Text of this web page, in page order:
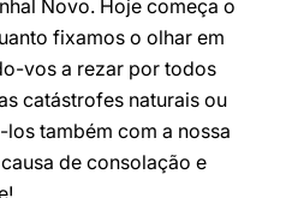
Novo. Hoje começa o
fixamos o olhar em
vos a rezar por todos
catástrofes naturais ou
também com a nossa
de consolação e